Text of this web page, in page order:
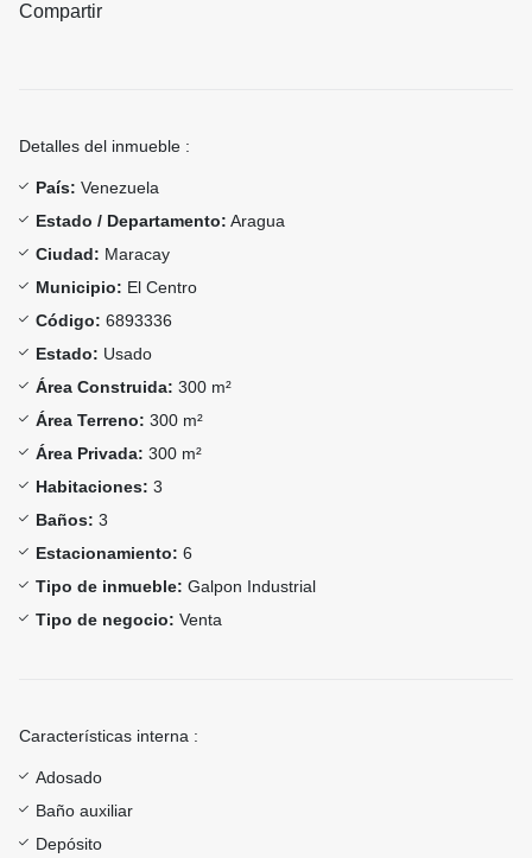
Compartir
Detalles del inmueble :
País: Venezuela
Estado / Departamento: Aragua
Ciudad: Maracay
Municipio: El Centro
Código: 6893336
Estado: Usado
Área Construida: 300 m²
Área Terreno: 300 m²
Área Privada: 300 m²
Habitaciones: 3
Baños: 3
Estacionamiento: 6
Tipo de inmueble: Galpon Industrial
Tipo de negocio: Venta
Características interna :
Adosado
Baño auxiliar
Depósito